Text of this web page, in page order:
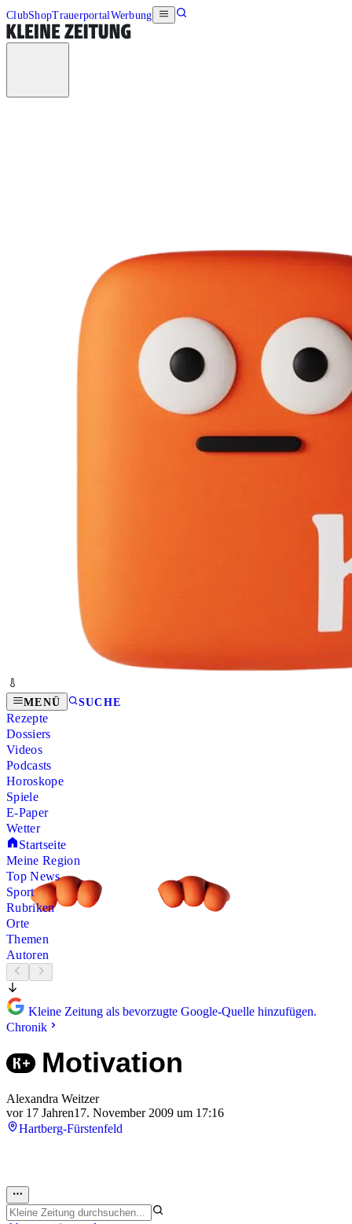
ClubShopTrauerportalWerbung
MENÜ SUCHE
Rezepte
Dossiers
Videos
Podcasts
Horoskope
Spiele
E-Paper
Wetter
Startseite
Meine Region
Top News
Sport
Rubriken
Orte
Themen
Autoren
Kleine Zeitung als bevorzugte Google-Quelle hinzufügen.
Chronik
Motivation
Alexandra Weitzer
vor 17 Jahren17. November 2009 um 17:16
Hartberg-Fürstenfeld